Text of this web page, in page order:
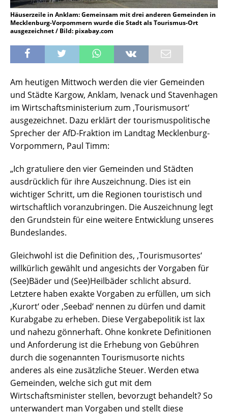
Häuserzeile in Anklam: Gemeinsam mit drei anderen Gemeinden in
Mecklenburg-Vorpommern wurde die Stadt als Tourismus-Ort
ausgezeichnet / Bild: pixabay.com
Am heutigen Mittwoch werden die vier Gemeinden
und Städte Kargow, Anklam, Ivenack und Stavenhagen
im Wirtschaftsministerium zum ‚Tourismusort‘
ausgezeichnet. Dazu erklärt der tourismuspolitische
Sprecher der AfD-Fraktion im Landtag Mecklenburg-
Vorpommern, Paul Timm:
„Ich gratuliere den vier Gemeinden und Städten
ausdrücklich für ihre Auszeichnung. Dies ist ein
wichtiger Schritt, um die Regionen touristisch und
wirtschaftlich voranzubringen. Die Auszeichnung legt
den Grundstein für eine weitere Entwicklung unseres
Bundeslandes.
Gleichwohl ist die Definition des, ‚Tourismusortes‘
willkürlich gewählt und angesichts der Vorgaben für
(See)Bäder und (See)Heilbäder schlicht absurd.
Letztere haben exakte Vorgaben zu erfüllen, um sich
‚Kurort‘ oder ‚Seebad‘ nennen zu dürfen und damit
Kurabgabe zu erheben. Diese Vergabepolitik ist lax
und nahezu gönnerhaft. Ohne konkrete Definitionen
und Anforderung ist die Erhebung von Gebühren
durch die sogenannten Tourismusorte nichts
anderes als eine zusätzliche Steuer. Werden etwa
Gemeinden, welche sich gut mit dem
Wirtschaftsminister stellen, bevorzugt behandelt? So
unterwandert man Vorgaben und stellt diese